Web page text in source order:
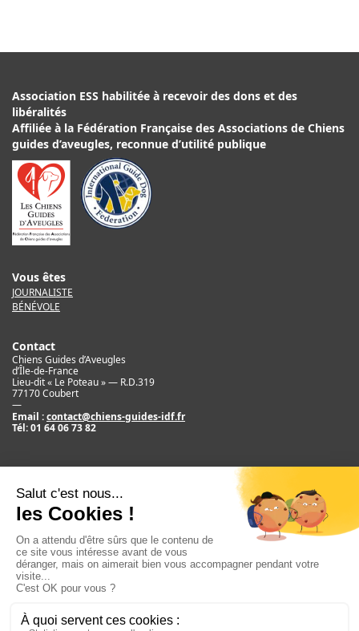
Association ESS habilitée à recevoir des dons et des
libéralités
Affiliée à la Fédération Française des Associations de Chiens
guides d’aveugles, reconnue d’utilité publique
Vous êtes
JOURNALISTE
BÉNÉVOLE
Contact
Chiens Guides d’Aveugles
d’Île-de-France
Lieu-dit « Le Poteau » — R.D.319
77170 Coubert
—
Email :contact@chiens-guides-idf.fr
Tél:01 64 06 73 82
Crédit
©2017 Chiens Guides d’Aveugles d’IDF
Newsletter
E
m
a